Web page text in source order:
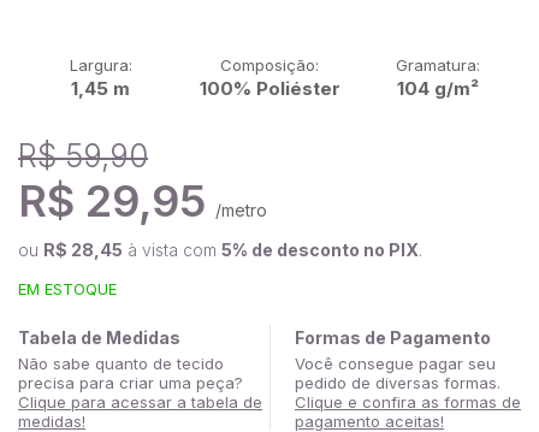
Largura:
1,45 m
Composição:
100% Poliéster
Gramatura:
104 g/m²
R$ 59,90
R$ 29,95 /metro
ou R$ 28,45 à vista com 5% de desconto no PIX.
EM ESTOQUE
Tabela de Medidas
Não sabe quanto de tecido
precisa para criar uma peça?
Clique para acessar a tabela de
medidas!
Formas de Pagamento
Você consegue pagar seu
pedido de diversas formas.
Clique e confira as formas de
pagamento aceitas!